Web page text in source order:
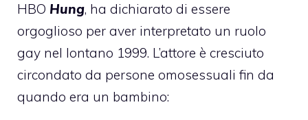
HBO Hung, ha dichiarato di essere
orgoglioso per aver interpretato un ruolo
gay nel lontano 1999. L’attore è cresciuto
circondato da persone omosessuali fin da
quando era un bambino: